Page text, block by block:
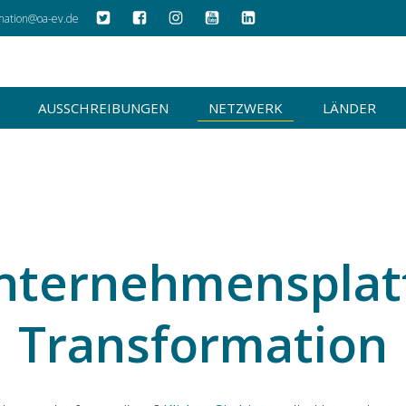
ev.de
AUSSCHREIBUNGEN NETZWERK LÄNDER
Transformation